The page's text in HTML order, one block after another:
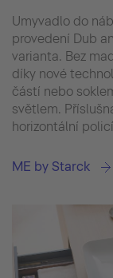
Umyvadlo do
provedení Dub
varianta. Bez
díky nové
částí nebo
světlem.
horizontální
ME by Starck